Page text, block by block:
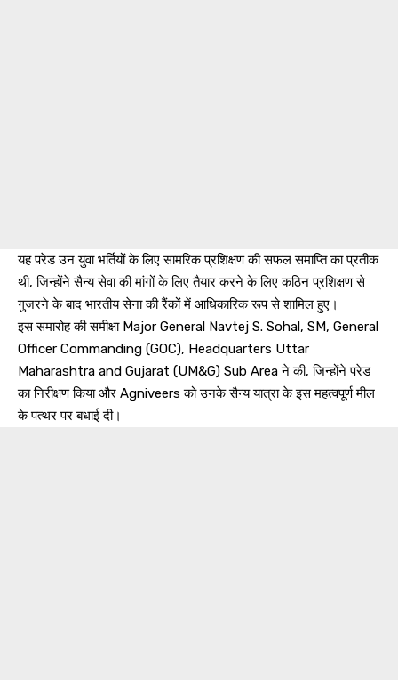
यह परेड उन युवा भर्तियों के लिए सामरिक प्रशिक्षण की सफल समाप्ति का प्रतीक
थी, जिन्होंने सैन्य सेवा की मांगों के लिए तैयार करने के लिए कठिन प्रशिक्षण से
गुजरने के बाद भारतीय सेना की रैंकों में आधिकारिक रूप से शामिल हुए।
इस समारोह की समीक्षा Major General Navtej S. Sohal, SM, General
Officer Commanding (GOC), Headquarters Uttar
Maharashtra and Gujarat (UM&G) Sub Area ने की, जिन्होंने परेड
का निरीक्षण किया और Agniveers को उनके सैन्य यात्रा के इस महत्वपूर्ण मील
के पत्थर पर बधाई दी।